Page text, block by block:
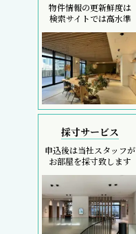
物件情報の更新鮮度は
検索サイトでは高水準
採寸サービス
申込後は当社スタッフが
お部屋を採寸致します